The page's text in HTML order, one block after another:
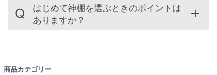
はじめて神棚を選ぶときのポイントは
ありますか？
商品カテゴリー